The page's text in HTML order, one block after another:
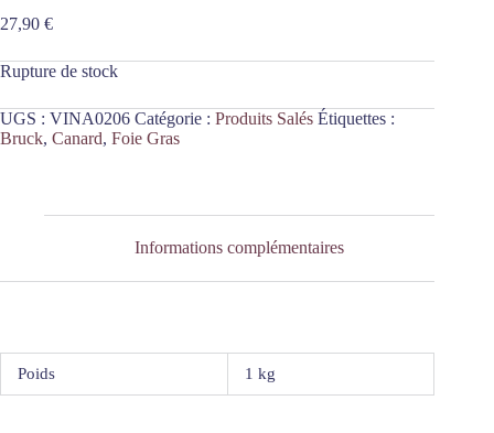
27,90 €
Rupture de stock
UGS : VINA0206 Catégorie : Produits Salés Étiquettes :
Bruck, Canard, Foie Gras
Informations complémentaires
Poids 1 kg